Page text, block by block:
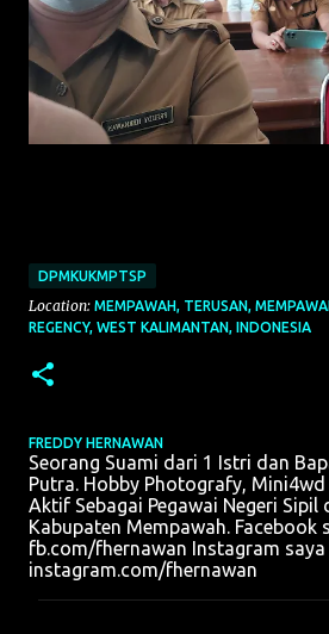
DPMKUKMPTSP
Location: MEMPAWAH, TERUSAN,
REGENCY, WEST KALIMANTAN, INDONESIA
FREDDY HERNAWAN
Seorang Suami dari 1 Istri dan
Putra. Hobby Photografy,
Aktif Sebagai Pegawai Negeri Sipil
Kabupaten Mempawah. Facebook
fb.com/fhernawan Instagram saya
instagram.com/fhernawan